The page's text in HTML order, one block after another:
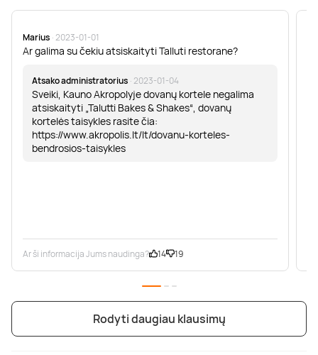
Marius · 2023-01-01
Ar galima su čekiu atsiskaityti Talluti restorane?
Atsako administratorius · 2023-01-04
Sveiki, Kauno Akropolyje dovanų kortele negalima
atsiskaityti „Talutti Bakes & Shakes“, dovanų
kortelės taisykles rasite čia:
https://www.akropolis.lt/lt/dovanu-korteles-
bendrosios-taisykles
Ar ši informacija Jums naudinga? 14 19
Rodyti daugiau klausimų